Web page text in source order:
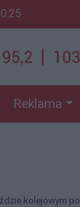
Reklama
kolejowym